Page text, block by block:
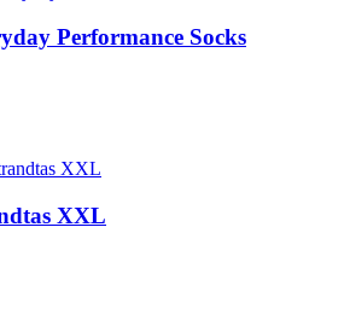
Performance Socks
XXL